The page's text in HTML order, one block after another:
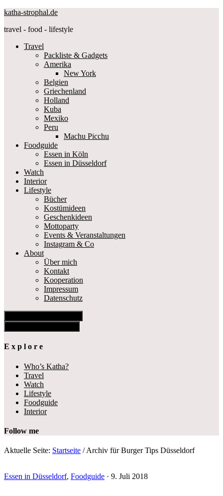
katha-strophal.de
travel - food - lifestyle
Travel
Packliste & Gadgets
Amerika
New York
Belgien
Griechenland
Holland
Kuba
Mexiko
Peru
Machu Picchu
Foodguide
Essen in Köln
Essen in Düsseldorf
Watch
Interior
Lifestyle
Bücher
Kostümideen
Geschenkideen
Mottoparty
Events & Veranstaltungen
Instagram & Co
About
Über mich
Kontakt
Kooperation
Impressum
Datenschutz
E x p l o r e
Who’s Katha?
Travel
Watch
Lifestyle
Foodguide
Interior
Follow me
Aktuelle Seite: Startseite /Archiv für Burger Tips Düsseldorf
Essen in Düsseldorf, Foodguide · 9. Juli 2018